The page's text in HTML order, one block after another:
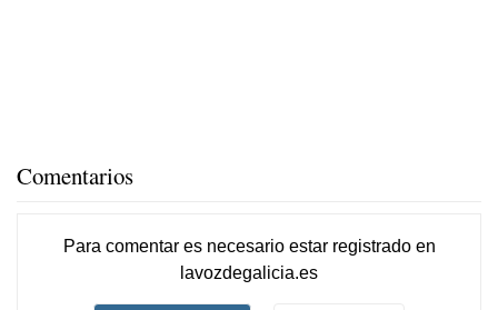
Comentarios
Para comentar es necesario estar registradoen
lavozdegalicia.es